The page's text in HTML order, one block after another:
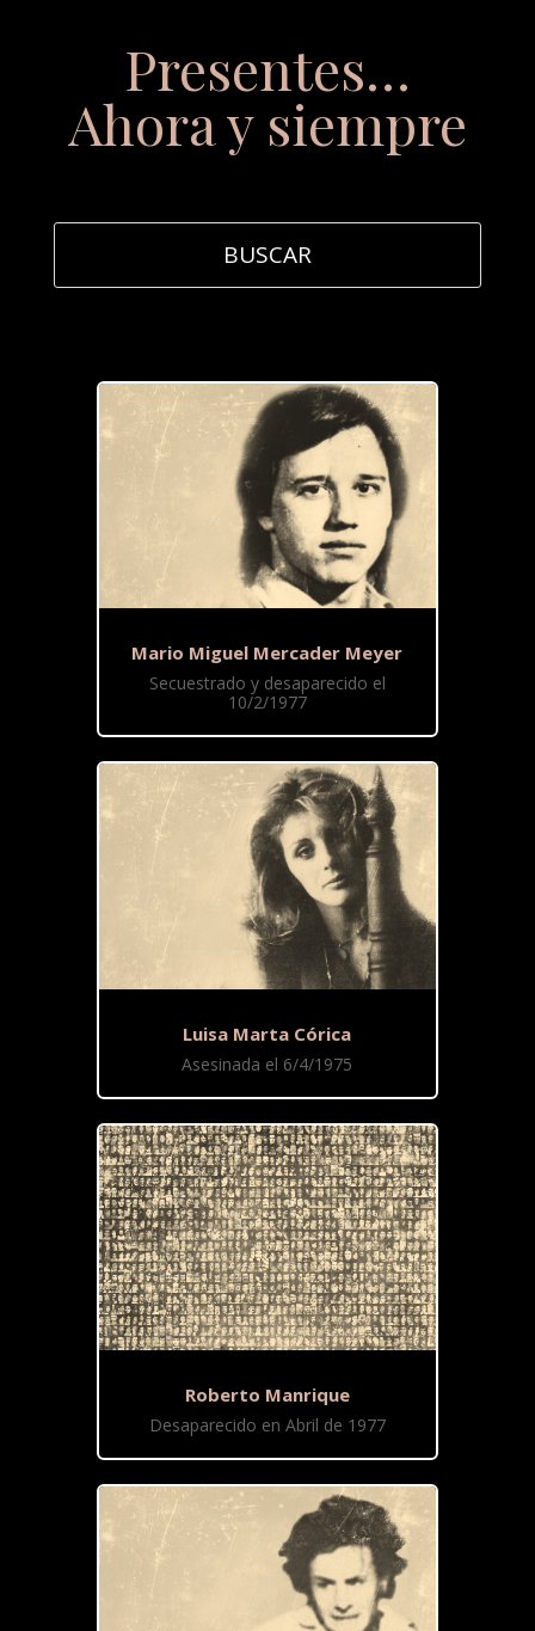
Presentes…
Ahora y siempre
Mario Miguel Mercader Meyer
Secuestrado y desaparecido el
10/2/1977
Luisa Marta Córica
Asesinada el 6/4/1975
Roberto Manrique
Desaparecido en Abril de 1977